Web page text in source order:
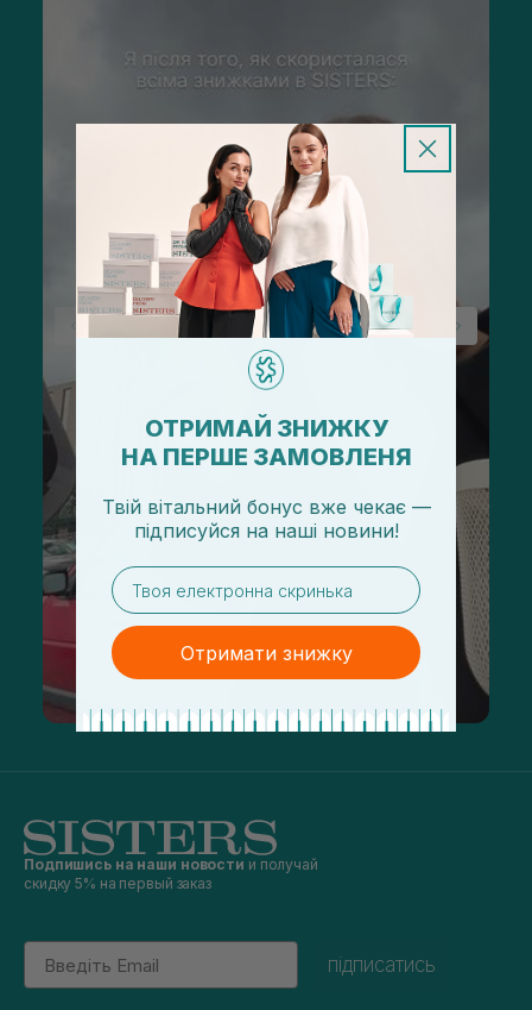
Подпишись на наши новости и получай
скидку 5% на первый заказ
Email
підписатись
ОТРИМАЙ ЗНИЖКУ
НА ПЕРШЕ ЗАМОВЛЕНЯ
Твій вітальний бонус вже чекає —
підписуйся на наші новини!
email
Отримати знижку